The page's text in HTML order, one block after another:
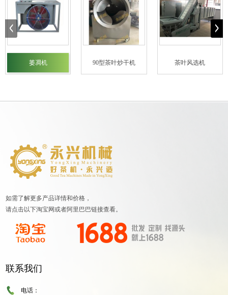
萎凋机 90型茶叶炒干机 茶叶风选机
如需了解更多产品详情和价格，
请点击以下淘宝网或者阿里巴巴链接查看。
联系我们
电话：